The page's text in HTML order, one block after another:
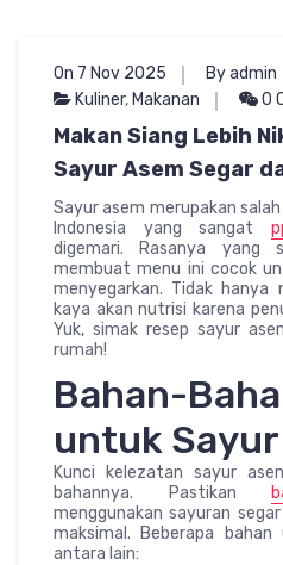
On 7 Nov 2025
By admin
Kuliner, Makanan 0
Makan Siang Lebih
Sayur Asem Segar
Sayur asem merupakan
Indonesia yang sangat
digemari. Rasanya yang
membuat menu ini cocok
menyegarkan. Tidak hanya
kaya akan nutrisi karena
Yuk, simak resep sayur
rumah!
Bahan-
untuk Sayur
Kunci kelezatan sayur
bahannya. Pastikan
menggunakan sayuran
maksimal. Beberapa
antara lain: